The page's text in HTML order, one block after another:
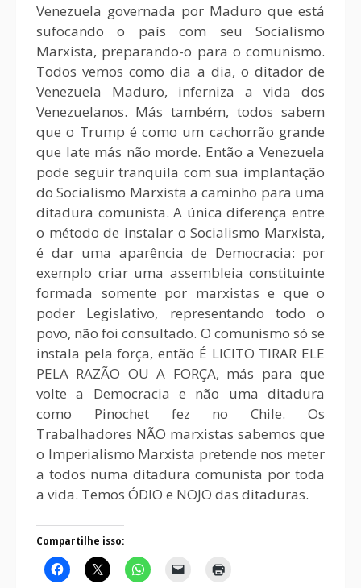
Venezuela governada por Maduro que está
sufocando o país com seu Socialismo
Marxista, preparando-o para o comunismo.
Todos vemos como dia a dia, o ditador de
Venezuela Maduro, inferniza a vida dos
Venezuelanos. Más também, todos sabem
que o Trump é como um cachorrão grande
que late más não morde. Então a Venezuela
pode seguir tranquila com sua implantação
do Socialismo Marxista a caminho para uma
ditadura comunista. A única diferença entre
o método de instalar o Socialismo Marxista,
é dar uma aparência de Democracia: por
exemplo criar uma assembleia constituinte
formada somente por marxistas e que o
poder Legislativo, representando todo o
povo, não foi consultado. O comunismo só se
instala pela força, então É LICITO TIRAR ELE
PELA RAZÃO OU A FORÇA, más para que
volte a Democracia e não uma ditadura
como Pinochet fez no Chile. Os
Trabalhadores NÃO marxistas sabemos que
o Imperialismo Marxista pretende nos meter
a todos numa ditadura comunista por toda
a vida. Temos ÓDIO e NOJO das ditaduras.
Compartilhe isso: